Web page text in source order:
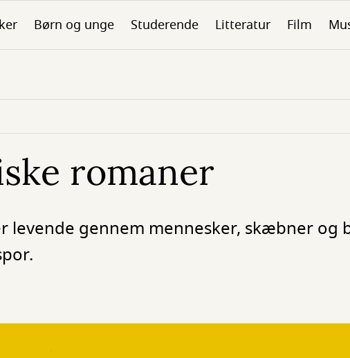
Børn og unge Studerende Litteratur Film
romaner
levende gennem mennesker, skæbner og